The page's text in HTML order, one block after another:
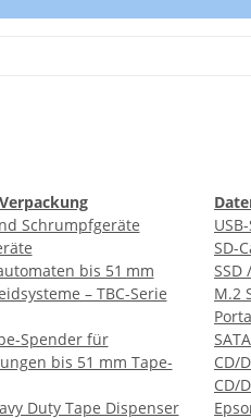
Schrumpfgeräte
bis 51 mm
– TBC-Serie
Spender für
bis 51 mm Tape-
Duty Tape Dispenser
SD-
SSD
M.2
CD/
CD/